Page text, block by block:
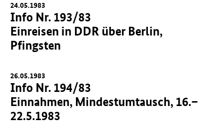
24.05.1983
Info Nr. 193/83
Einreisen in DDR über Berlin,
Pfingsten
26.05.1983
Info Nr. 194/83
Einnahmen, Mindestumtausch, 16.–
22.5.1983